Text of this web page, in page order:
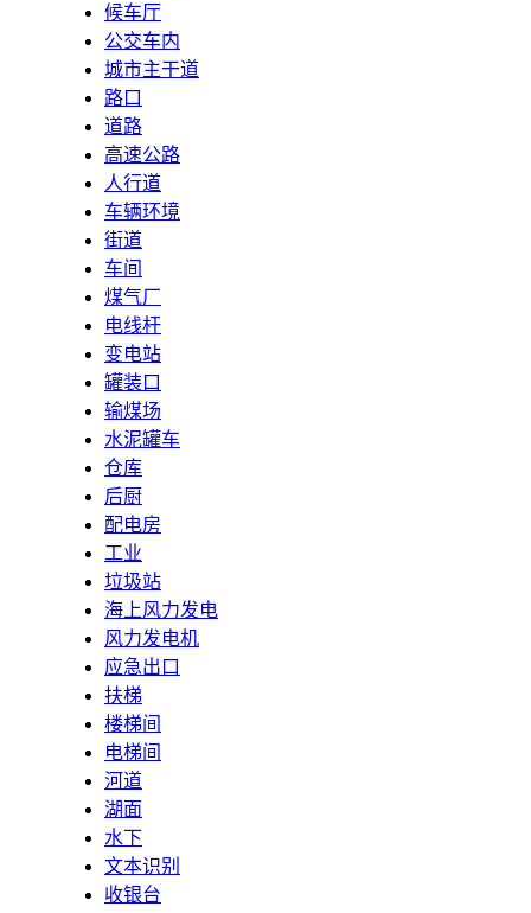
候车厅
公交车内
城市主干道
路口
道路
高速公路
人行道
车辆环境
街道
车间
煤气厂
电线杆
变电站
罐装口
输煤场
水泥罐车
仓库
后厨
配电房
工业
垃圾站
海上风力发电
风力发电机
应急出口
扶梯
楼梯间
电梯间
河道
湖面
水下
文本识别
收银台